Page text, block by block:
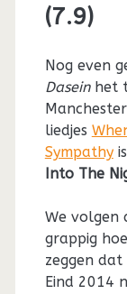
(7.9)
Nog even
Daseinhet
liedjes
Sympathy
Into The
We volgen
grappig
zeggen
Eind 2014